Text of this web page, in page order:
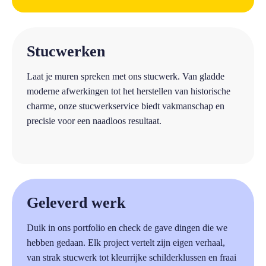
Stucwerken
Laat je muren spreken met ons stucwerk. Van gladde
moderne afwerkingen tot het herstellen van historische
charme, onze stucwerkservice biedt vakmanschap en
precisie voor een naadloos resultaat.
Geleverd werk
Duik in ons portfolio en check de gave dingen die we
hebben gedaan. Elk project vertelt zijn eigen verhaal,
van strak stucwerk tot kleurrijke schilderklussen en fraai